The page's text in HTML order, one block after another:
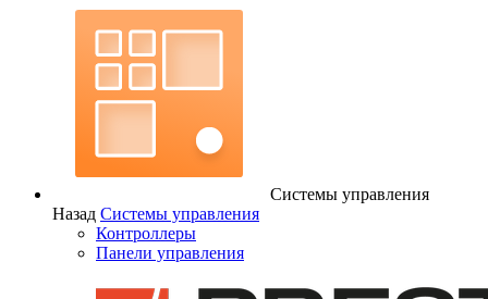
Системы управления
Назад Системы управления
Контроллеры
Панели управления